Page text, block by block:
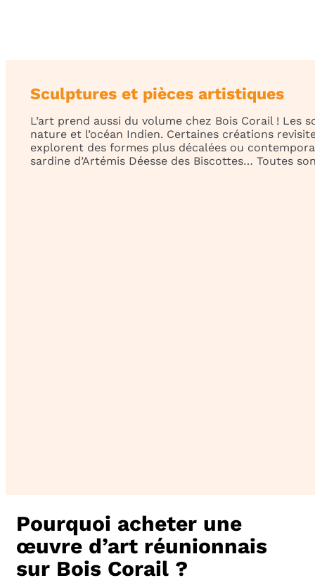
Sculptures et pièces artistiques
L’art prend aussi du volume chez Bois Corail !
nature et l’océan Indien. Certaines créations
explorent des formes plus décalées ou
sardine d’Artémis Déesse des Biscottes… Toutes
Pourquoi acheter une
œuvre d’art réunionnais
sur Bois Corail ?